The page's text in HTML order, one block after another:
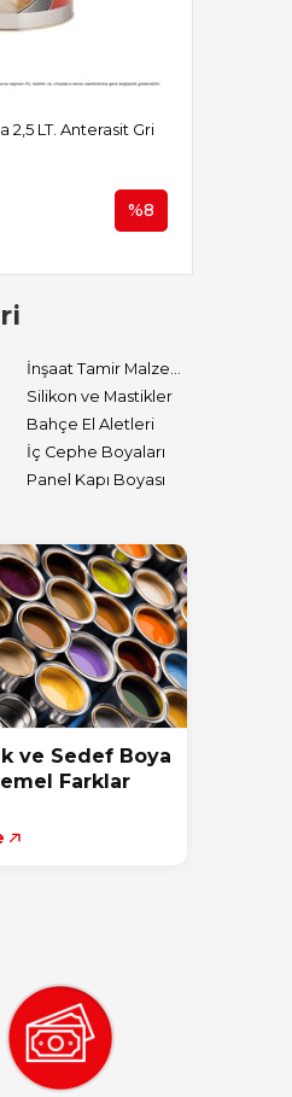
2,5 LT. Anterasit Gri
%8
Silikon ve Mastikler
Bahçe El Aletleri
İç Cephe Boyaları
Panel Kapı Boyası
ve Sedef Boya
Farklar